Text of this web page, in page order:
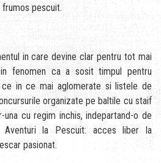
pescuit.
in care devine clar pentru tot mai
fenomen ca a sosit timpul pentru
in ce mai aglomerate si listele de
organizate pe baltile cu staif
cu regim inchis, indepartand-o de
Aventuri la Pescuit: acces liber la
pasionat.